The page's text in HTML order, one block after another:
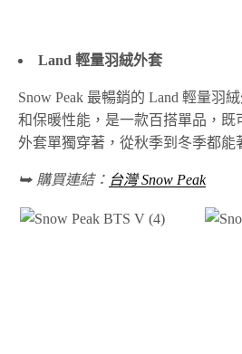
Land 輕量羽絨外套
Snow Peak 最暢銷的 Land 輕量羽
和保暖性能，是一款百搭單品，既
外套單獨穿著，從秋季到冬季都能
⮩ 購買連結： 台灣 Snow Peak